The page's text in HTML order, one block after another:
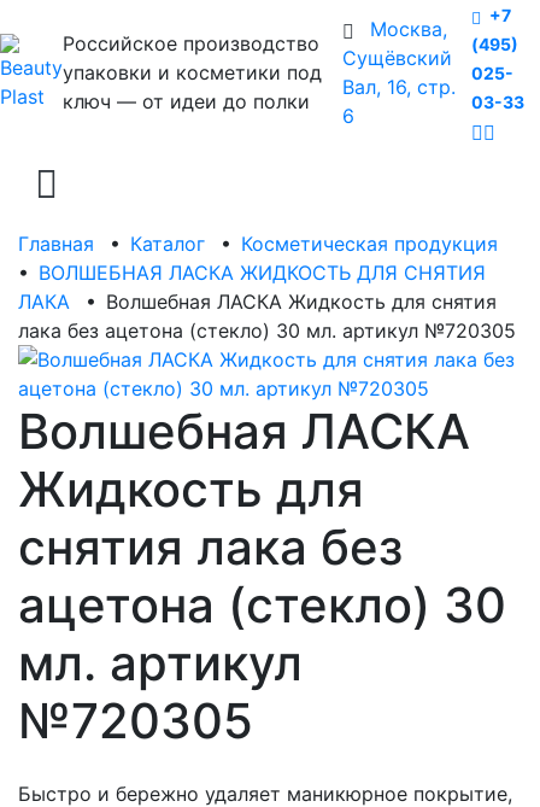
Российское производство
упаковки и косметики под
ключ — от идеи до полки
Москва,
Сущёвский
Вал, 16, стр.
6
+7
(495)
025-
03-33
Главная • Каталог • Косметическая продукция
• ВОЛШЕБНАЯ ЛАСКА ЖИДКОСТЬ ДЛЯ СНЯТИЯ
ЛАКА • Волшебная ЛАСКА Жидкость для снятия
лака без ацетона (стекло) 30 мл. артикул №720305
Волшебная ЛАСКА
Жидкость для
снятия лака без
ацетона (стекло) 30
мл. артикул
№720305
Быстро и бережно удаляет маникюрное покрытие,